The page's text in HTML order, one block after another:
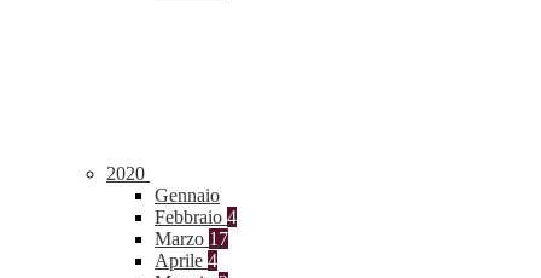
2020
Gennaio
Febbraio 4
Marzo 17
Aprile 4